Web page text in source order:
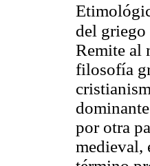
del griego
Remite al
filosofía
por otra
medieval,